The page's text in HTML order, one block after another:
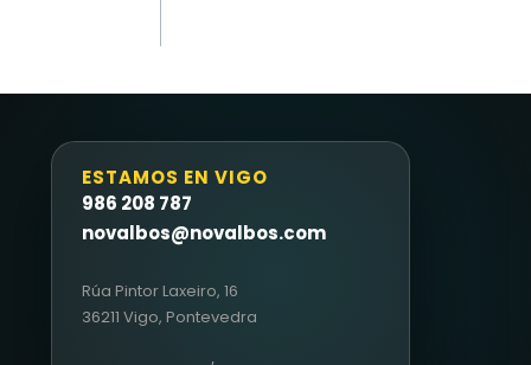
ESTAMOS EN VIGO
986 208 787
novalbos@novalbos.com
Rúa Pintor Laxeiro, 16
36211 Vigo, Pontevedra